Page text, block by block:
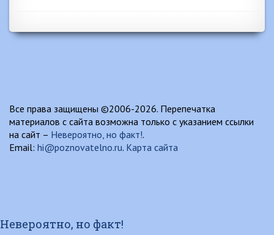
Все права защищены ©2006-2026. Перепечатка
материалов с сайта возможна только с указанием ссылки
на сайт – Невероятно, но факт!.
Email: hi@poznovatelno.ru. Карта сайта
Невероятно, но факт!